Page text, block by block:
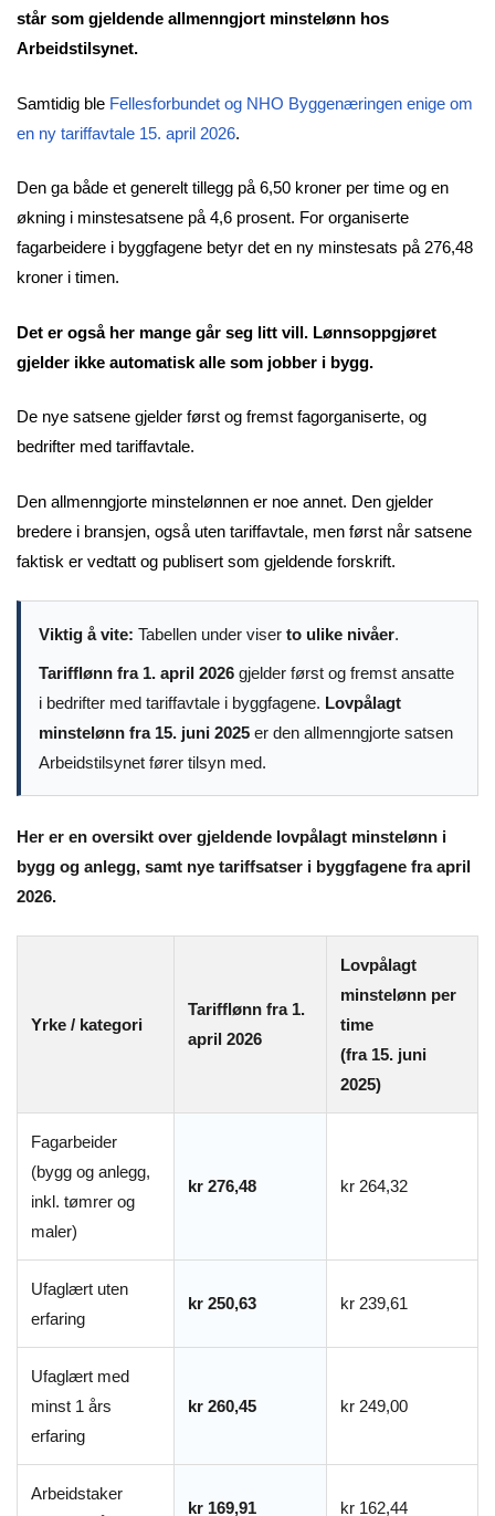
står som gjeldende allmenngjort minstelønn hos
Arbeidstilsynet.
Samtidig ble Fellesforbundet og NHO Byggenæringen enige om
en ny tariffavtale 15. april 2026.
Den ga både et generelt tillegg på 6,50 kroner per time og en
økning i minstesatsene på 4,6 prosent. For organiserte
fagarbeidere i byggfagene betyr det en ny minstesats på 276,48
kroner i timen.
Det er også her mange går seg litt vill. Lønnsoppgjøret
gjelder ikke automatisk alle som jobber i bygg.
De nye satsene gjelder først og fremst fagorganiserte, og
bedrifter med tariffavtale.
Den allmenngjorte minstelønnen er noe annet. Den gjelder
bredere i bransjen, også uten tariffavtale, men først når satsene
faktisk er vedtatt og publisert som gjeldende forskrift.
Viktig å vite: Tabellen under viser to ulike nivåer.
Tarifflønn fra 1. april 2026 gjelder først og fremst ansatte
i bedrifter med tariffavtale i byggfagene. Lovpålagt
minstelønn fra 15. juni 2025 er den allmenngjorte satsen
Arbeidstilsynet fører tilsyn med.
Her er en oversikt over gjeldende lovpålagt minstelønn i
bygg og anlegg, samt nye tariffsatser i byggfagene fra april
2026.
Yrke / kategori
Tarifflønn fra 1.
april 2026
Lovpålagt
minstelønn per
time
(fra 15. juni
2025)
Fagarbeider
(bygg og anlegg,
inkl. tømrer og
maler)
kr 276,48 kr 264,32
Ufaglært uten
erfaring
kr 250,63 kr 239,61
Ufaglært med
minst 1 års
erfaring
kr 260,45 kr 249,00
Arbeidstaker
kr 169,91 kr 162,44